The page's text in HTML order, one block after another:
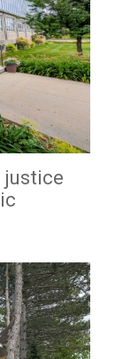
justice